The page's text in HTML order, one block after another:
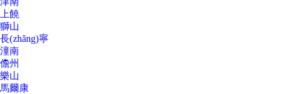
上饒
獅山
長(zhǎng)寧
潼南
儋州
樂山
馬爾康